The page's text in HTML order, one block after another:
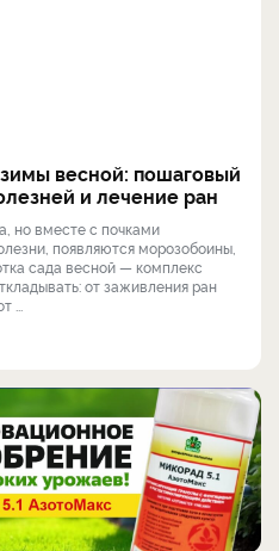
весной: пошаговый
и лечение ран
но вместе с почками
появляются морозобоины,
сада весной — комплекс
от заживления ран